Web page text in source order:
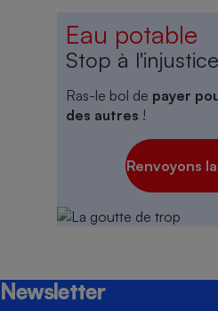
Eau potable
Stop à l'injustice
Ras-le bol de payer
des autres !
Renvoyons
Newsletter